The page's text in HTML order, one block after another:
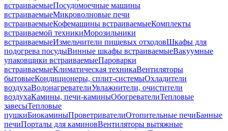
встраиваемыеПосудомоечные машины
встраиваемыеМикроволновые печи
встраиваемыеКофемашины встраиваемыеКомплекты
встраиваемой техникиМорозильники
встраиваемыеИзмельчители пищевых отходовШкафы для
подогрева посудыВинные шкафы встраиваемыеВакуумные
упаковщики встраиваемыеПароварки
встраиваемыеКлиматическая техникаВентиляторы
бытовыеКондиционеры, сплит-системыОхладители
воздухаВодонагревателиУвлажнители, очистители
воздухаКамины, печи-каминыОбогревателиТепловые
завесыТепловые
пушкиБиокаминыПроветривателиОтопительные печиБанные
печиПорталы для каминовВентиляторы вытяжные